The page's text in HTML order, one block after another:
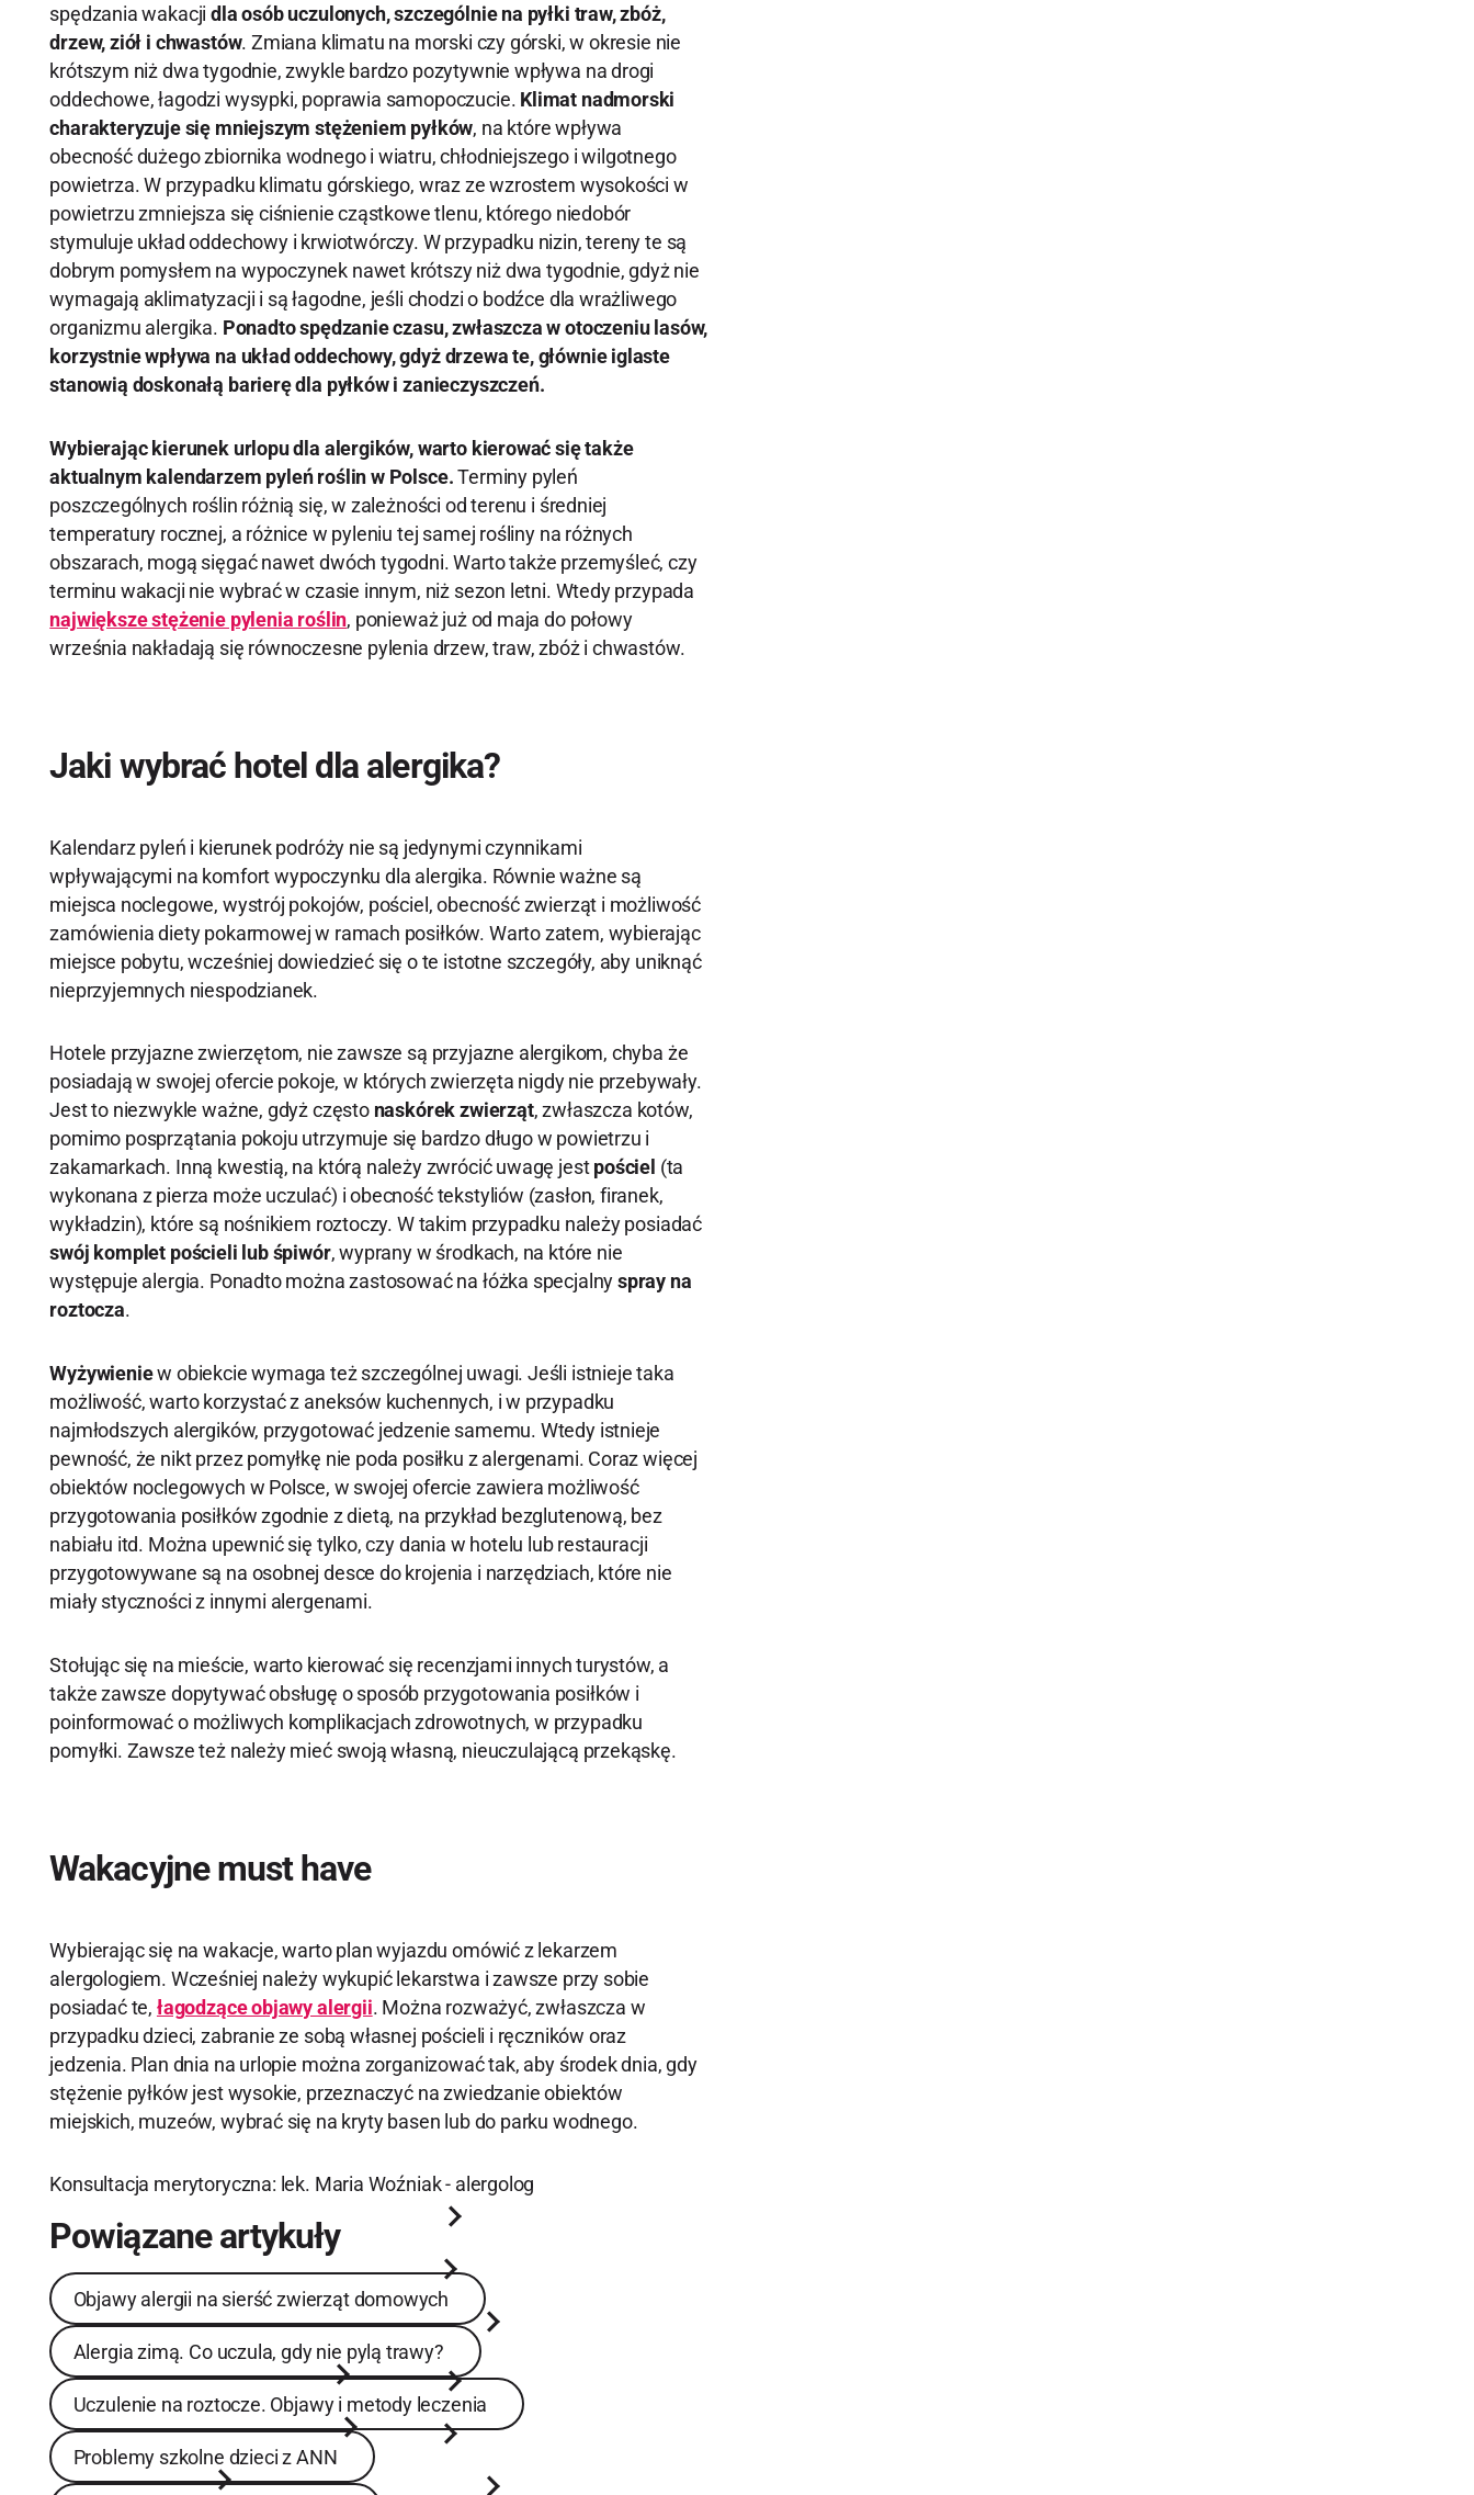
spędzania wakacjidla osób uczulonych, szczególnie na pyłki traw, zbóż,
drzew, ziół i chwastów. Zmiana klimatu na morski czy górski, w okresie nie
krótszym niż dwa tygodnie, zwykle bardzo pozytywnie wpływa na drogi
oddechowe, łagodzi wysypki, poprawia samopoczucie. Klimat nadmorski
charakteryzuje się mniejszym stężeniem pyłków, na które wpływa
obecność dużego zbiornika wodnego i wiatru, chłodniejszego i wilgotnego
powietrza. W przypadku klimatu górskiego, wraz ze wzrostem wysokości w
powietrzu zmniejsza się ciśnienie cząstkowe tlenu, którego niedobór
stymuluje układ oddechowy i krwiotwórczy. W przypadku nizin, tereny te są
dobrym pomysłem na wypoczynek nawet krótszy niż dwa tygodnie, gdyż nie
wymagają aklimatyzacji i są łagodne, jeśli chodzi o bodźce dla wrażliwego
organizmu alergika. Ponadto spędzanie czasu, zwłaszcza w otoczeniu lasów,
korzystnie wpływa na układ oddechowy, gdyż drzewa te, głównie iglaste
stanowią doskonałą barierę dla pyłków i zanieczyszczeń.
Wybierając kierunek urlopu dla alergików, warto kierować się także
aktualnym kalendarzem pyleń roślin w Polsce.Terminy pyleń
poszczególnych roślin różnią się, w zależności od terenu i średniej
temperatury rocznej, a różnice w pyleniu tej samej rośliny na różnych
obszarach, mogą sięgać nawet dwóch tygodni. Warto także przemyśleć, czy
terminu wakacji nie wybrać w czasie innym, niż sezon letni. Wtedy przypada
największe stężenie pylenia roślin, ponieważ już od maja do połowy
września nakładają się równoczesne pylenia drzew, traw, zbóż i chwastów.
Jaki wybrać hotel dla alergika?
Kalendarz pyleń i kierunek podróży nie są jedynymi czynnikami
wpływającymi na komfort wypoczynku dla alergika. Równie ważne są
miejsca noclegowe, wystrój pokojów, pościel, obecność zwierząt i możliwość
zamówienia diety pokarmowej w ramach posiłków. Warto zatem, wybierając
miejsce pobytu, wcześniej dowiedzieć się o te istotne szczegóły, aby uniknąć
nieprzyjemnych niespodzianek.
Hotele przyjazne zwierzętom, nie zawsze są przyjazne alergikom, chyba że
posiadają w swojej ofercie pokoje, w których zwierzęta nigdy nie przebywały.
Jest to niezwykle ważne, gdyż często naskórek zwierząt, zwłaszcza kotów,
pomimo posprzątania pokoju utrzymuje się bardzo długo w powietrzu i
zakamarkach. Inną kwestią, na którą należy zwrócić uwagę jestpościel (ta
wykonana z pierza może uczulać) i obecność tekstyliów (zasłon, firanek,
wykładzin), które są nośnikiem roztoczy. W takim przypadku należy posiadać
swój komplet pościeli lub śpiwór, wyprany w środkach, na które nie
występuje alergia. Ponadto można zastosować na łóżka specjalnyspray na
roztocza.
Wyżywieniew obiekcie wymaga też szczególnej uwagi. Jeśli istnieje taka
możliwość, warto korzystać z aneksów kuchennych, i w przypadku
najmłodszych alergików, przygotować jedzenie samemu. Wtedy istnieje
pewność, że nikt przez pomyłkę nie poda posiłku z alergenami. Coraz więcej
obiektów noclegowych w Polsce, w swojej ofercie zawiera możliwość
przygotowania posiłków zgodnie z dietą, na przykład bezglutenową, bez
nabiału itd. Można upewnić się tylko, czy dania w hotelu lub restauracji
przygotowywane są na osobnej desce do krojenia i narzędziach, które nie
miały styczności z innymi alergenami.
Stołując się na mieście, warto kierować się recenzjami innych turystów, a
także zawsze dopytywać obsługę o sposób przygotowania posiłków i
poinformować o możliwych komplikacjach zdrowotnych, w przypadku
pomyłki. Zawsze też należy mieć swoją własną, nieuczulającą przekąskę.
Wakacyjne must have
Wybierając się na wakacje, warto plan wyjazdu omówić z lekarzem
alergologiem. Wcześniej należy wykupić lekarstwa i zawsze przy sobie
posiadać te, łagodzące objawy alergii. Można rozważyć, zwłaszcza w
przypadku dzieci, zabranie ze sobą własnej pościeli i ręczników oraz
jedzenia. Plan dnia na urlopie można zorganizować tak, aby środek dnia, gdy
stężenie pyłków jest wysokie, przeznaczyć na zwiedzanie obiektów
miejskich, muzeów, wybrać się na kryty basen lub do parku wodnego.
Konsultacja merytoryczna: lek. Maria Woźniak - alergolog
Powiązane artykuły
Objawy alergii na sierść zwierząt domowych
Objawy alergii na sierść zwierząt domowych
Alergia zimą. Co uczula, gdy nie pylą trawy?
Alergia zimą. Co uczula, gdy nie pylą trawy?
Uczulenie na roztocze. Objawy i metody leczenia
Uczulenie na roztocze. Objawy i metody leczenia
Problemy szkolne dzieci z ANN
Problemy szkolne dzieci z ANN